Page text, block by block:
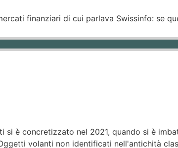
finanziari di cui parlava Swissinfo: se
è concretizzato nel 2021, quando si è
volanti non identificati nell'antichità